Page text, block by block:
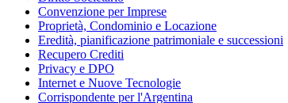
Convenzione per Imprese
Proprietà, Condominio e Locazione
Eredità, pianificazione patrimoniale e successioni
Recupero Crediti
Privacy e DPO
Internet e Nuove Tecnologie
Corrispondente per l'Argentina